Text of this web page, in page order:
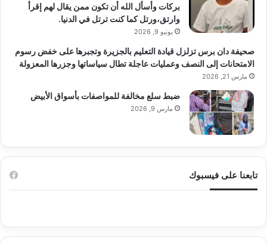
بركات وأسأل الله أن تكون ممن يقال لهم إقرأ
وارتق،ورتل كما كنت ترتل في الدنيا.
يونيو 9, 2026
صحيفة دان برس تزلزل قيادة التعليم بالجزيرة وتجبرها على خفض رسوم
الامتحانات إلى النصف وعمليات عاجلة تطال سياساتها وجزرها المعزولة
مارس 21, 2026
ضبط سلع مخالفة للمواصفات بأسواق الأبيض
مارس 9, 2026
تابعنا على فيسبوك